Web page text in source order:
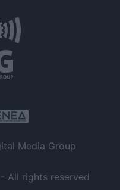
Media Group
All rights reserved